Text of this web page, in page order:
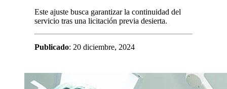
Este ajuste busca garantizar la continuidad del
servicio tras una licitación previa desierta.
Publicado: 20 diciembre, 2024